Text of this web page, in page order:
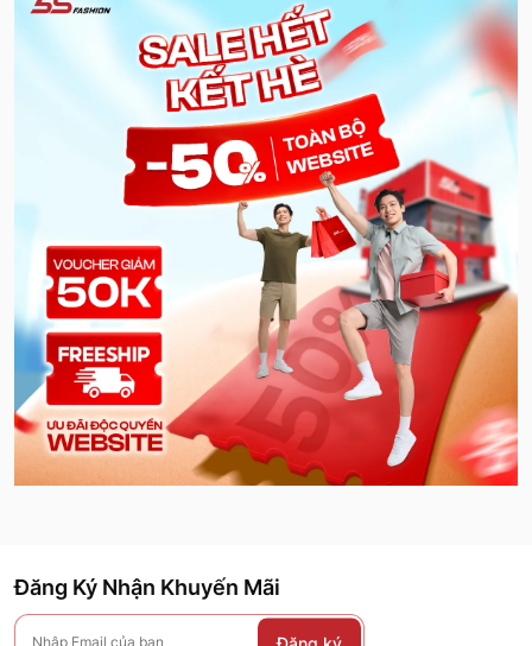
Đăng Ký Nhận Khuyến Mãi